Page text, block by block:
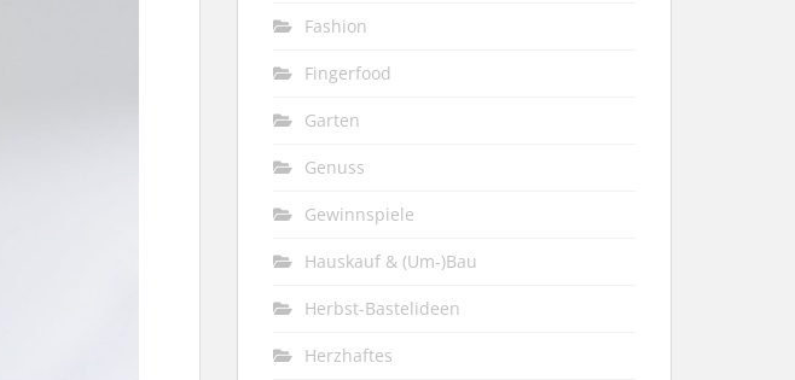
Fashion
Fingerfood
Garten
Genuss
Gewinnspiele
Hauskauf & (Um-)Bau
Herbst-Bastelideen
Herzhaftes